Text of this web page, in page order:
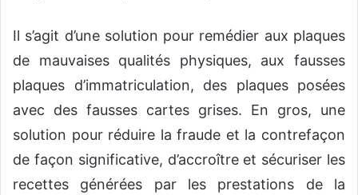
Il s’agit d’une solution pour remédier aux plaques
de mauvaises qualités physiques, aux fausses
plaques d’immatriculation, des plaques posées
avec des fausses cartes grises. En gros, une
solution pour réduire la fraude et la contrefaçon
de façon significative, d’accroître et sécuriser les
recettes générées par les prestations de la